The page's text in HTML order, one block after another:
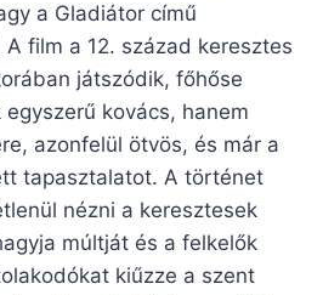
a Gladiátor című
film a 12. század keresztes
játszódik, főhőse
kovács, hanem
azonfelül ötvös, és már a
tapasztalatot. A történet
nézni a keresztesek
múltját és a felkelők
kiűzze a szent